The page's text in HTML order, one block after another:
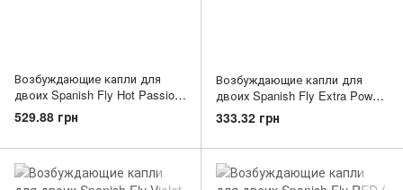
Возбуждающие капли для
двоих Spanish Fly Hot Passion
( 15 ml )
529.88 грн
Возбуждающие капли для
двоих Spanish Fly Extra Power
( 15 ml )
333.32 грн